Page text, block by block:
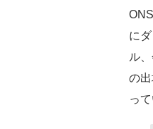
に
ル
の
っ